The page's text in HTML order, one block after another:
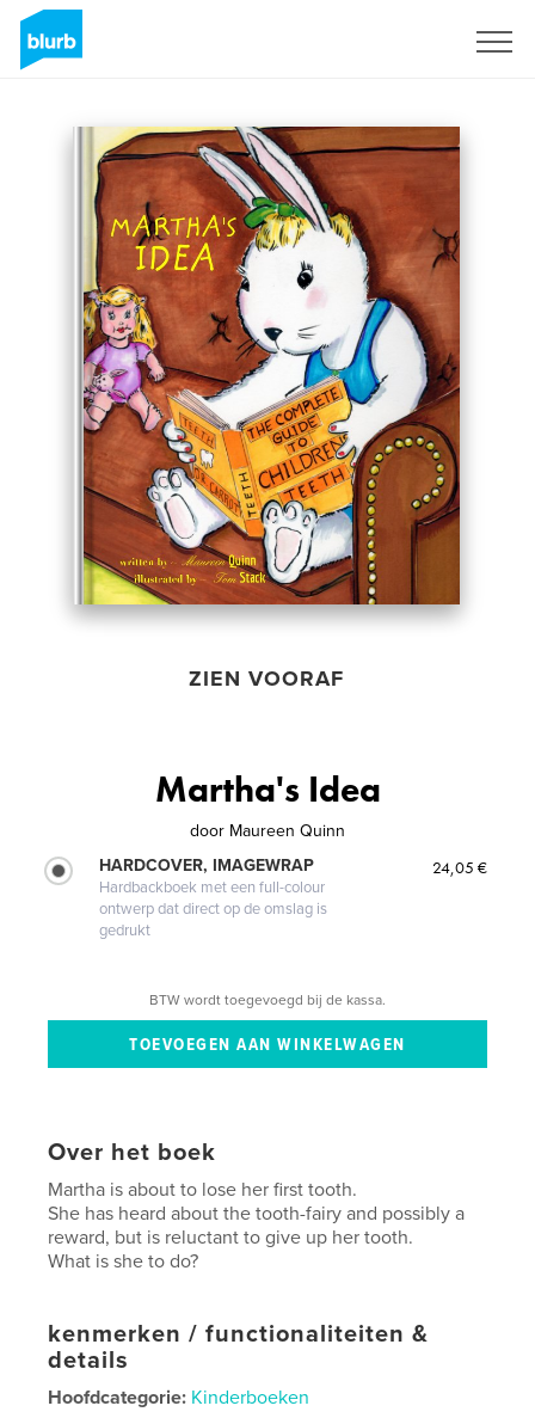
ZIEN VOORAF
Martha's Idea
door Maureen Quinn
HARDCOVER, IMAGEWRAP
Hardbackboek met een full-colour
ontwerp dat direct op de omslag is
gedrukt
24,05 €
BTW wordt toegevoegd bij de kassa.
Over het boek
Martha is about to lose her first tooth.
She has heard about the tooth-fairy and possibly a
reward, but is reluctant to give up her tooth.
What is she to do?
kenmerken / functionaliteiten &
details
Hoofdcategorie: Kinderboeken